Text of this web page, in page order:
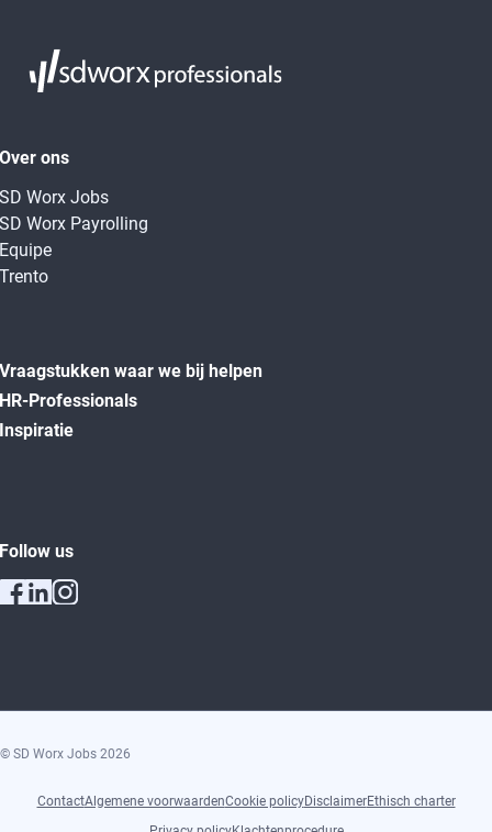
Over ons
SD Worx Jobs
SD Worx Payrolling
Equipe
Trento
Vraagstukken waar we bij helpen
HR-Professionals
Inspiratie
Follow us
© SD Worx Jobs 2026
ContactAlgemene voorwaardenCookie policyDisclaimerEthisch charter